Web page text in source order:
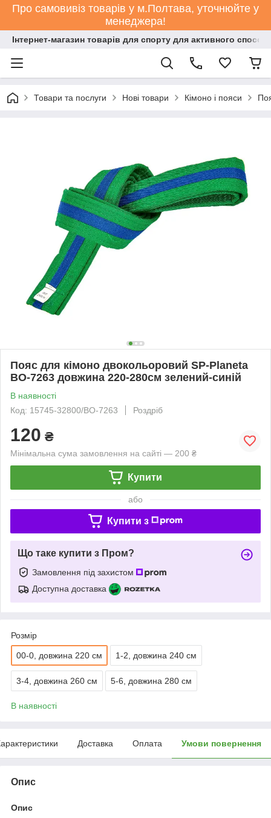
Про самовивіз товарів у м.Полтава, уточнюйте у
менеджера!
Інтернет-магазин товарів для спорту для активного
Товари та послуги Нові товари Кімоно і пояси
Пояс для кімоно двокольоровий SP-Planeta
BO-7263 довжина 220-280см зелений-синій
В наявності
Код: 15745-32800/BO-7263
Роздріб
120 ₴
Мінімальна сума замовлення на сайті — 200 ₴
Купити
або
Купити з
Що таке купити з Пром?
Замовлення під захистом
Доступна доставка
Розмір
00-0, довжина 220 см 1-2, довжина 240 см
3-4, довжина 260 см 5-6, довжина 280 см
В наявності
Доставка Оплата Умови повернення
Опис
Опис